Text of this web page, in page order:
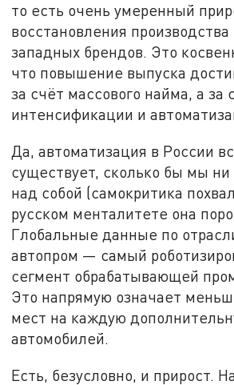
то есть очень умеренный
восстановления производства
западных брендов. Это
что повышение выпуска
за счёт массового найма, а за
интенсификации и
Да, автоматизация в России
существует, сколько бы мы ни
над собой (самокритика
русском менталитете она
Глобальные данные по
автопром — самый
сегмент обрабатывающей
Это напрямую означает
мест на каждую
автомобилей.
Есть, безусловно, и прирост.